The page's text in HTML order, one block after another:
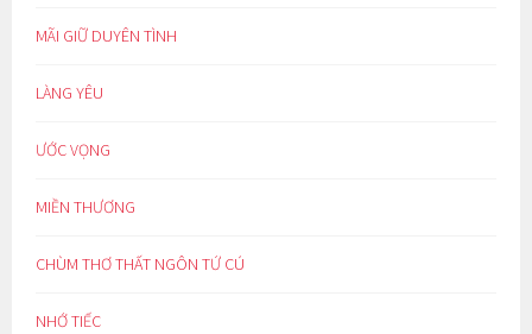
MÃI GIỮ DUYÊN TÌNH
LÀNG YÊU
ƯỚC VỌNG
MIỀN THƯƠNG
CHÙM THƠ THẤT NGÔN TỨ CÚ
NHỚ TIẾC